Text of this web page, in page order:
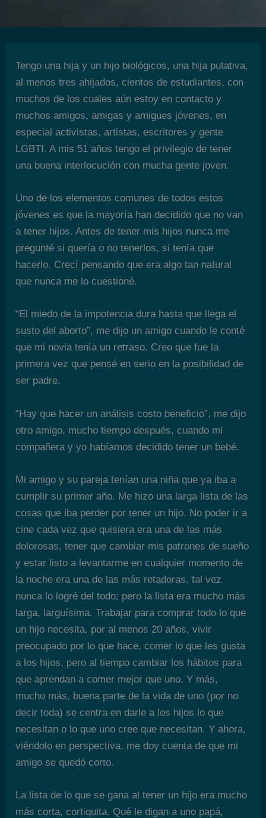
Tengo una hija y un hijo biológicos, una hija putativa,
al menos tres ahijados, cientos de estudiantes, con
muchos de los cuales aún estoy en contacto y
muchos amigos, amigas y amigues jóvenes, en
especial activistas, artistas, escritores y gente
LGBTI. A mis 51 años tengo el privilegio de tener
una buena interlocución con mucha gente joven.
Uno de los elementos comunes de todos estos
jóvenes es que la mayoría han decidido que no van
a tener hijos. Antes de tener mis hijos nunca me
pregunté si quería o no tenerlos, si tenía que
hacerlo. Crecí pensando que era algo tan natural
que nunca me lo cuestioné.
“El miedo de la impotencia dura hasta que llega el
susto del aborto”, me dijo un amigo cuando le conté
que mi novia tenía un retraso. Creo que fue la
primera vez que pensé en serio en la posibilidad de
ser padre.
“Hay que hacer un análisis costo beneficio”, me dijo
otro amigo, mucho tiempo después, cuando mi
compañera y yo habíamos decidido tener un bebé.
Mi amigo y su pareja tenían una niña que ya iba a
cumplir su primer año. Me hizo una larga lista de las
cosas que iba perder por tener un hijo. No poder ir a
cine cada vez que quisiera era una de las más
dolorosas, tener que cambiar mis patrones de sueño
y estar listo a levantarme en cualquier momento de
la noche era una de las más retadoras, tal vez
nunca lo logré del todo; pero la lista era mucho más
larga, larguísima. Trabajar para comprar todo lo que
un hijo necesita, por al menos 20 años, vivir
preocupado por lo que hace, comer lo que les gusta
a los hijos, pero al tiempo cambiar los hábitos para
que aprendan a comer mejor que uno. Y más,
mucho más, buena parte de la vida de uno (por no
decir toda) se centra en darle a los hijos lo que
necesitan o lo que uno cree que necesitan. Y ahora,
viéndolo en perspectiva, me doy cuenta de que mi
amigo se quedó corto.
La lista de lo que se gana al tener un hijo era mucho
más corta, cortiquita. Qué le digan a uno papá,